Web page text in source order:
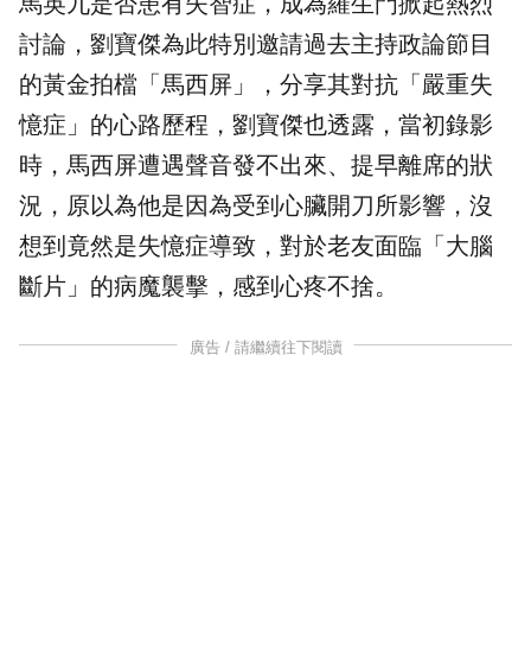
討論，劉寶傑為此特別邀請過去主持政論節目
的黃金拍檔「馬西屏」，分享其對抗「嚴重失
憶症」的心路歷程，劉寶傑也透露，當初錄影
時，馬西屏遭遇聲音發不出來、提早離席的狀
況，原以為他是因為受到心臟開刀所影響，沒
想到竟然是失憶症導致，對於老友面臨「大腦
斷片」的病魔襲擊，感到心疼不捨。
廣告 / 請繼續往下閱讀